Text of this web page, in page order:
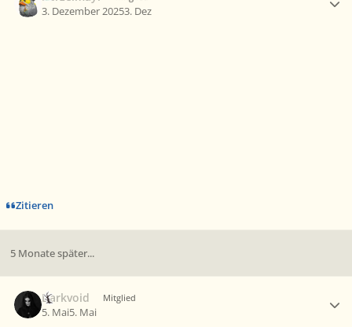
3. Dezember 20253. Dez
Zitieren
5 Monate später...
Darkvoid Mitglied
5. Mai5. Mai